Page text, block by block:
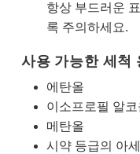
항상 부드러운
록 주의하세요.
사용 가능한 세척
에탄올
이소프로필 알코
메탄올
시약 등급의 아